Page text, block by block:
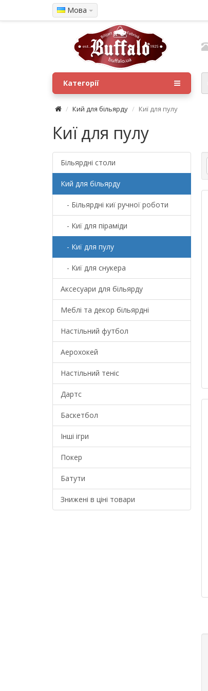
Мова
Категорії
Кий для більярду Киї для пулу
Киї для пулу
Більярдні столи
Кий для більярду
- Більярдні киї ручної роботи
- Киї для піраміди
- Киї для пулу
- Киї для снукера
Аксесуари для більярду
Меблі та декор більярдні
Настільний футбол
Аерохокей
Настільний теніс
Дартс
Баскетбол
Інші ігри
Покер
Батути
Знижені в ціні товари